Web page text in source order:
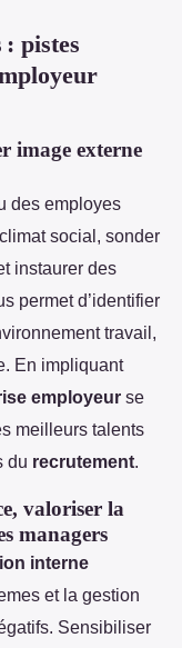
: pistes
image externe
des employes
social, sonder
instaurer des
permet d’identifier
travail,
En impliquant
employeur se
meilleurs talents
du recrutement.
valoriser la
managers
interne
et la gestion
Sensibiliser